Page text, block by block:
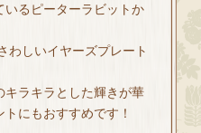
いるピーターラビットか
わしいイヤーズプレート
キラキラとした輝きが華
にもおすすめです！